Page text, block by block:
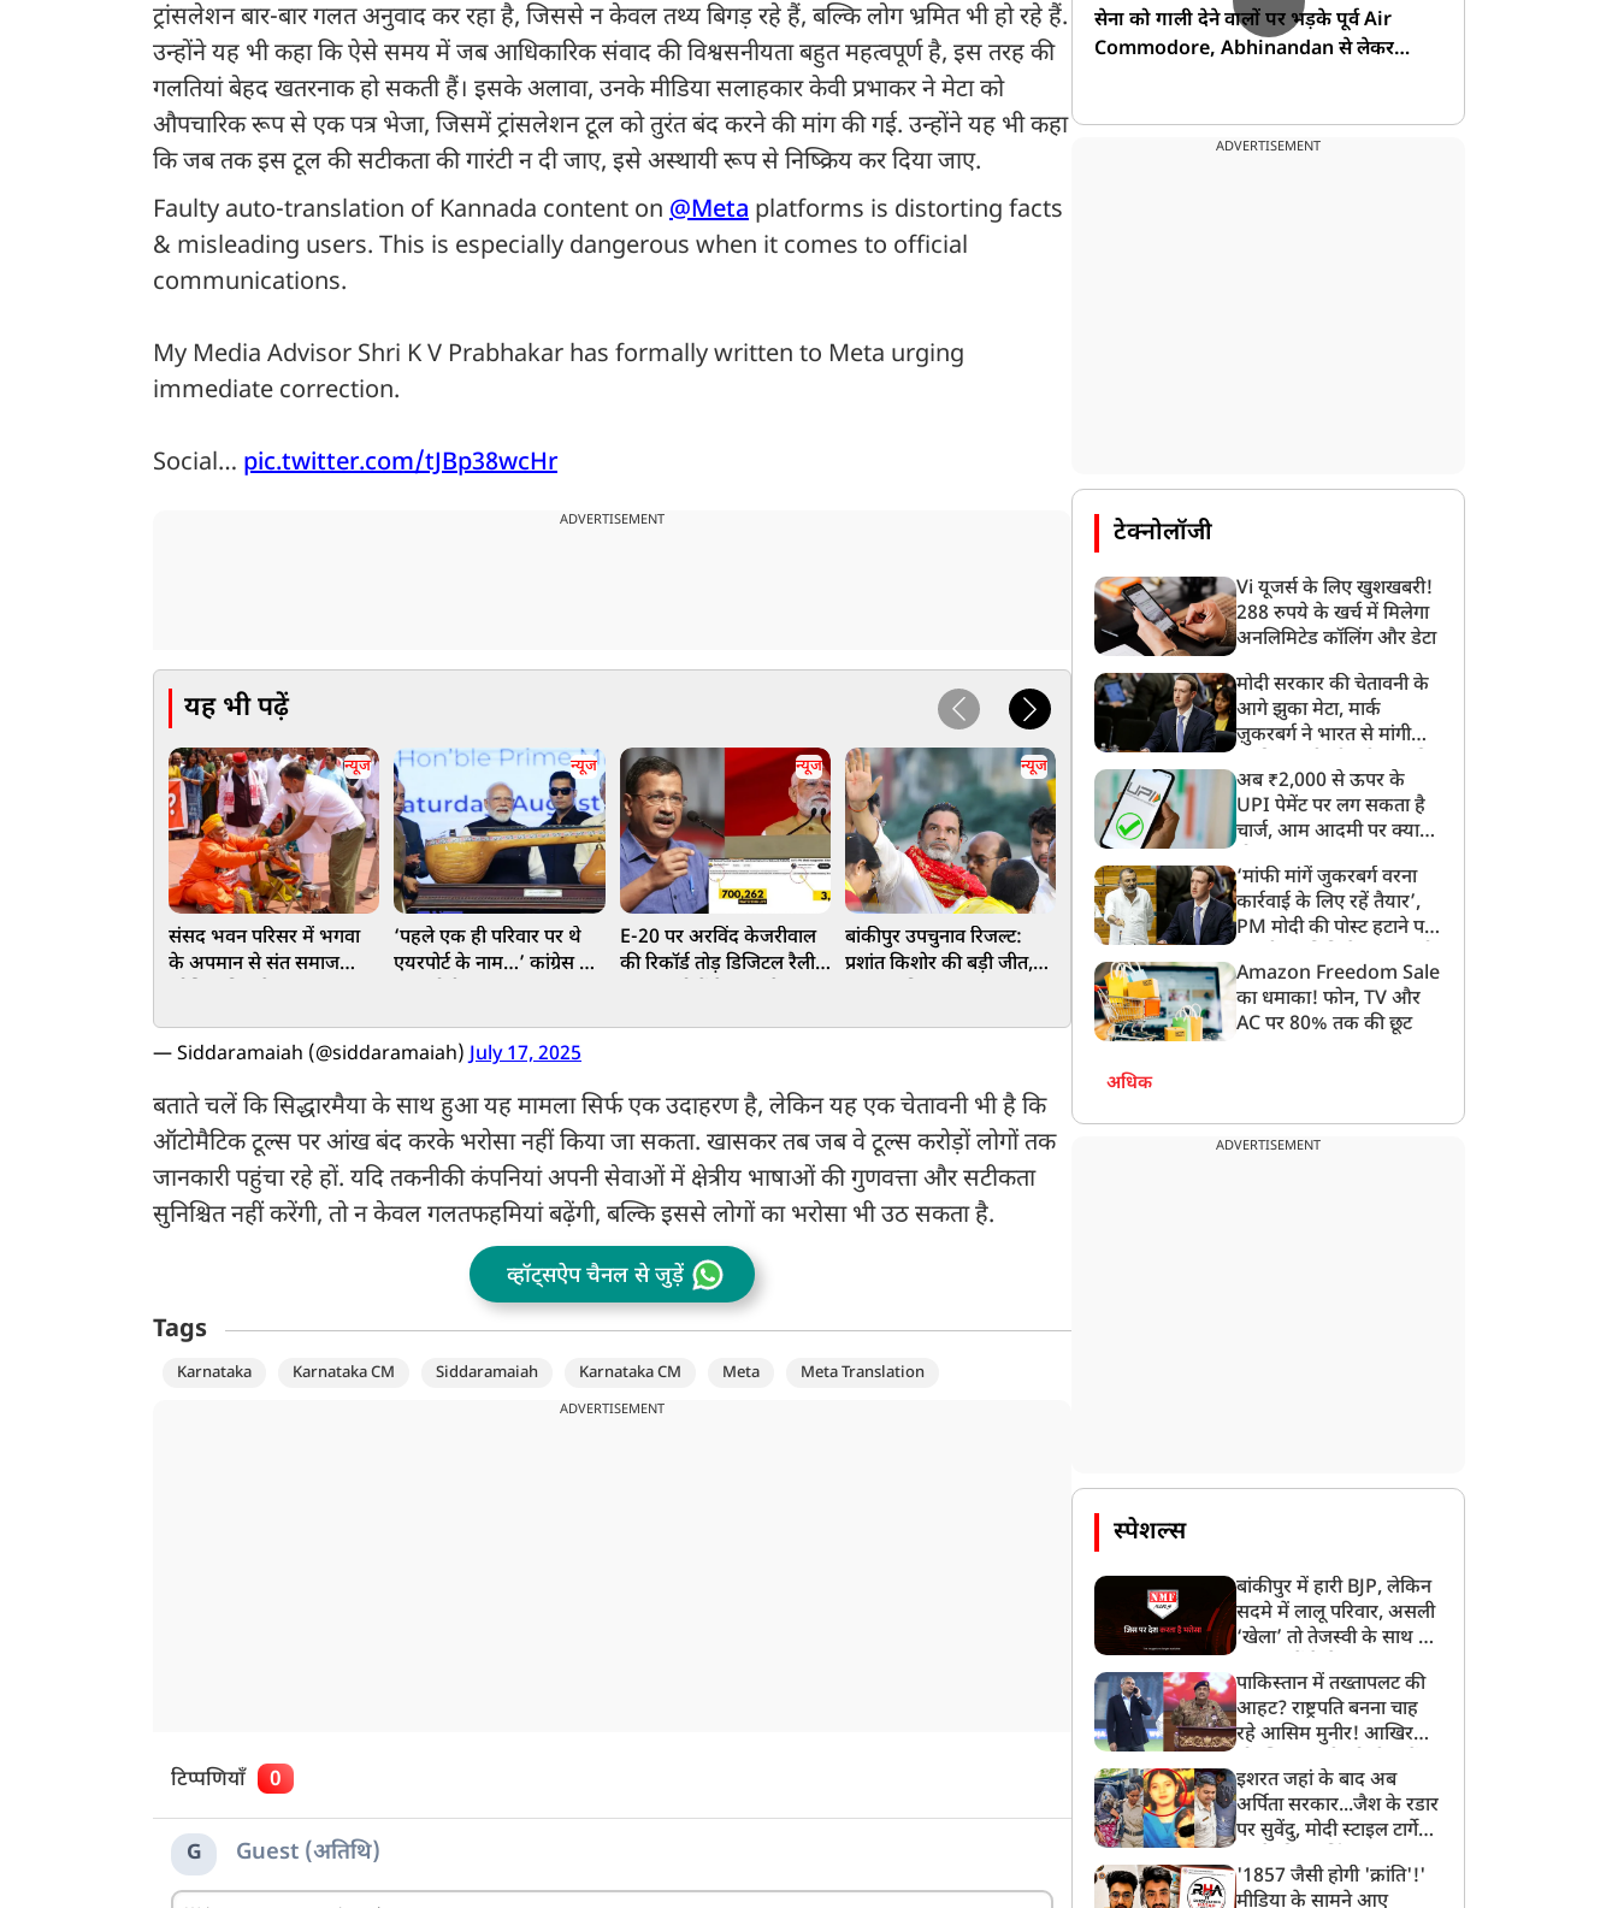
ट्रांसलेशन बार-बार गलत अनुवाद कर रहा है, जिससे न केवल तथ्य बिगड़ रहे हैं, बल्कि लोग भ्रमित भी हो रहे हैं.
उन्होंने यह भी कहा कि ऐसे समय में जब आधिकारिक संवाद की विश्वसनीयता बहुत महत्वपूर्ण है, इस तरह की
गलतियां बेहद खतरनाक हो सकती हैं। इसके अलावा, उनके मीडिया सलाहकार केवी प्रभाकर ने मेटा को
औपचारिक रूप से एक पत्र भेजा, जिसमें ट्रांसलेशन टूल को तुरंत बंद करने की मांग की गई. उन्होंने यह भी कहा
कि जब तक इस टूल की सटीकता की गारंटी न दी जाए, इसे अस्थायी रूप से निष्क्रिय कर दिया जाए.
Faulty auto-translation of Kannada content on @Meta platforms is distorting facts
& misleading users. This is especially dangerous when it comes to official
communications.
My Media Advisor Shri K V Prabhakar has formally written to Meta urging
immediate correction.
Social… pic.twitter.com/tJBp38wcHr
ADVERTISEMENT
यह भी पढ़ें
न्यूज
संसद भवन परिसर में भगवा
के अपमान से संत समाज
न्यूज
‘पहले एक ही परिवार पर थे
एयरपोर्ट के नाम…’ कांग्रेस पर
न्यूज
E-20 पर अरविंद केजरीवाल
की रिकॉर्ड तोड़ डिजिटल रैली,
न्यूज
बांकीपुर उपचुनाव रिजल्ट:
प्रशांत किशोर की बड़ी जीत,
फुकेत-दिल्ली एअर इंडिया
फ्लाइट में भयानक टर्बुलेंस,
कई यात्री घायल, सुरक्षित हुई
लैंडिंग
जंतर-मंतर पर इस्तीफा लहराने
वाले सिपाही शेर सिंह की गई
नौकरी, पुलिस ने किया बर्खास्त
— Siddaramaiah (@siddaramaiah)July 17, 2025
बताते चलें कि सिद्धारमैया के साथ हुआ यह मामला सिर्फ एक उदाहरण है, लेकिन यह एक चेतावनी भी है कि
ऑटोमैटिक टूल्स पर आंख बंद करके भरोसा नहीं किया जा सकता. खासकर तब जब वे टूल्स करोड़ों लोगों तक
जानकारी पहुंचा रहे हों. यदि तकनीकी कंपनियां अपनी सेवाओं में क्षेत्रीय भाषाओं की गुणवत्ता और सटीकता
सुनिश्चित नहीं करेंगी, तो न केवल गलतफहमियां बढ़ेंगी, बल्कि इससे लोगों का भरोसा भी उठ सकता है.
व्हॉट्सऐप चैनल से जुड़ें
Tags
Karnataka Karnataka CM Siddaramaiah Karnataka CM Meta Meta Translation
ADVERTISEMENT
टिप्पणियाँ 0
G Guest (अतिथि)
सेना को गाली देने वालों पर भड़के पूर्व Air
Commodore, Abhinandan से लेकर
ADVERTISEMENT
टेक्नोलॉजी
Vi यूजर्स के लिए खुशखबरी!
288 रुपये के खर्च में मिलेगा
अनलिमिटेड कॉलिंग और डेटा
मोदी सरकार की चेतावनी के
आगे झुका मेटा, मार्क
ज़ुकरबर्ग ने भारत से मांगी
अब ₹2,000 से ऊपर के
UPI पेमेंट पर लग सकता है
चार्ज, आम आदमी पर क्या
‘मांफी मांगें जुकरबर्ग वरना
कार्रवाई के लिए रहें तैयार’,
PM मोदी की पोस्ट हटाने पर
लगाई फटकार
Amazon Freedom Sale
का धमाका! फोन, TV और
AC पर 80% तक की छूट
अधिक
ADVERTISEMENT
स्पेशल्स
बांकीपुर में हारी BJP, लेकिन
सदमे में लालू परिवार, असली
‘खेला’ तो तेजस्वी के साथ हो
पाकिस्तान में तख्तापलट की
आहट? राष्ट्रपति बनना चाह
रहे आसिम मुनीर! आखिर
बनाया मोहरा?
इशरत जहां के बाद अब
अर्पिता सरकार...जैश के रडार
पर सुवेंदु, मोदी स्टाइल टार्गेट
बड़ा एक्शन!
'1857 जैसी होगी 'क्रांति'!'
मीडिया के सामने आए